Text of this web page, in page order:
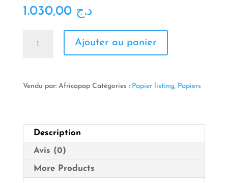
د.ج 1.030,00
Exemplaire
feuilles
Ajouter au panier
Vendu par: Africapap Catégories : Papier listing, Papiers
Description
Avis (0)
More Products